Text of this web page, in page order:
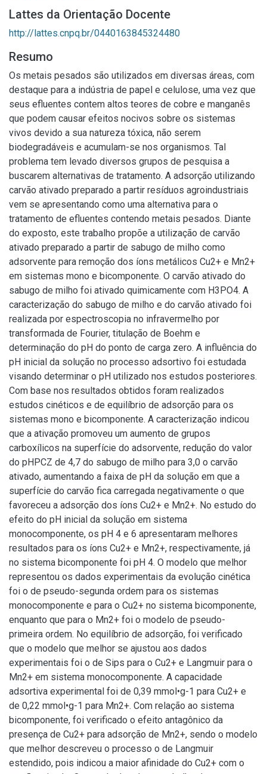
Lattes da Orientação Docente
http://lattes.cnpq.br/0440163845324480
Resumo
Os metais pesados são utilizados em diversas áreas, com
destaque para a indústria de papel e celulose, uma vez que
seus efluentes contem altos teores de cobre e manganês
que podem causar efeitos nocivos sobre os sistemas
vivos devido a sua natureza tóxica, não serem
biodegradáveis e acumulam-se nos organismos. Tal
problema tem levado diversos grupos de pesquisa a
buscarem alternativas de tratamento. A adsorção utilizando
carvão ativado preparado a partir resíduos agroindustriais
vem se apresentando como uma alternativa para o
tratamento de efluentes contendo metais pesados. Diante
do exposto, este trabalho propõe a utilização de carvão
ativado preparado a partir de sabugo de milho como
adsorvente para remoção dos íons metálicos Cu2+ e Mn2+
em sistemas mono e bicomponente. O carvão ativado do
sabugo de milho foi ativado quimicamente com H3PO4. A
caracterização do sabugo de milho e do carvão ativado foi
realizada por espectroscopia no infravermelho por
transformada de Fourier, titulação de Boehm e
determinação do pH do ponto de carga zero. A influência do
pH inicial da solução no processo adsortivo foi estudada
visando determinar o pH utilizado nos estudos posteriores.
Com base nos resultados obtidos foram realizados
estudos cinéticos e de equilíbrio de adsorção para os
sistemas mono e bicomponente. A caracterização indicou
que a ativação promoveu um aumento de grupos
carboxílicos na superfície do adsorvente, redução do valor
do pHPCZ de 4,7 do sabugo de milho para 3,0 o carvão
ativado, aumentando a faixa de pH da solução em que a
superfície do carvão fica carregada negativamente o que
favoreceu a adsorção dos íons Cu2+ e Mn2+. No estudo do
efeito do pH inicial da solução em sistema
monocomponente, os pH 4 e 6 apresentaram melhores
resultados para os íons Cu2+ e Mn2+, respectivamente, já
no sistema bicomponente foi pH 4. O modelo que melhor
representou os dados experimentais da evolução cinética
foi o de pseudo-segunda ordem para os sistemas
monocomponente e para o Cu2+ no sistema bicomponente,
enquanto que para o Mn2+ foi o modelo de pseudo-
primeira ordem. No equilíbrio de adsorção, foi verificado
que o modelo que melhor se ajustou aos dados
experimentais foi o de Sips para o Cu2+ e Langmuir para o
Mn2+ em sistema monocomponente. A capacidade
adsortiva experimental foi de 0,39 mmol•g-1 para Cu2+ e
de 0,22 mmol•g-1 para Mn2+. Com relação ao sistema
bicomponente, foi verificado o efeito antagônico da
presença de Cu2+ para adsorção de Mn2+, sendo o modelo
que melhor descreveu o processo o de Langmuir
estendido, pois indicou a maior afinidade do Cu2+ com o